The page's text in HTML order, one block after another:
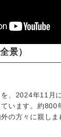
景）
、2024年11月
います。約800
の方々に親しま